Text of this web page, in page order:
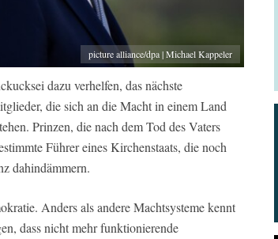
picture alliance/dpa | Michael Kappeler
dazu verhelfen, das nächste
die sich an die Macht in einem Land
Prinzen, die nach dem Tod des Vaters
Führer eines Kirchenstaats, die noch
dahindämmern.
Anders als andere Machtsysteme kennt
dass nicht mehr funktionierende